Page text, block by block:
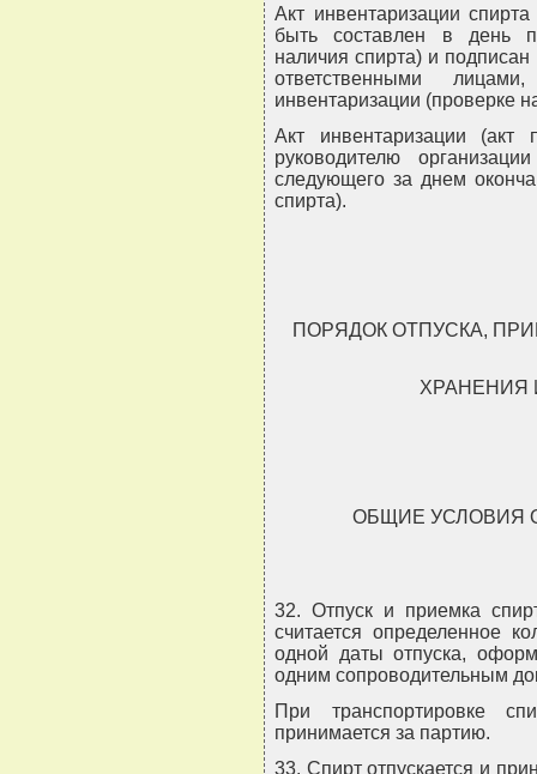
Акт инвентаризации
быть составлен в день
наличия спирта) и
ответственными
инвентаризации (проверке
Акт инвентаризации (акт
руководителю
следующего за днем
спирта).
ПОРЯДОК ОТПУСКА,
ХРАНЕНИЯ
ОБЩИЕ УСЛОВИЯ
32. Отпуск и приемка
считается определенное
одной даты отпуска,
одним сопроводительным
При транспортировке
принимается за партию.
33. Спирт отпускается и